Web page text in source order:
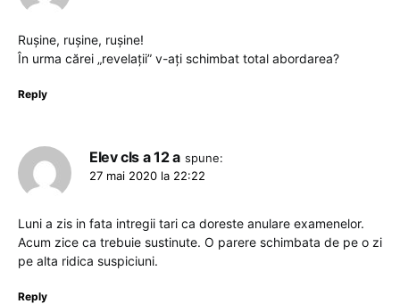
Rușine, rușine, rușine!
În urma cărei „revelații” v-ați schimbat total abordarea?
Reply
Elev cls a 12 a spune:
27 mai 2020 la 22:22
Luni a zis in fata intregii tari ca doreste anulare examenelor.
Acum zice ca trebuie sustinute. O parere schimbata de pe o zi
pe alta ridica suspiciuni.
Reply